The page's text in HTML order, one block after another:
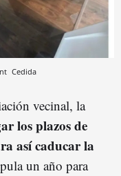
Cedida
vecinal, la
los plazos de
así caducar la
un año para